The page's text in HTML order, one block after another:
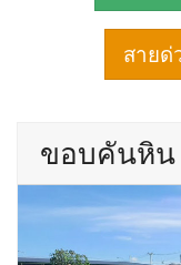
สายด่
ขอบคันหิน